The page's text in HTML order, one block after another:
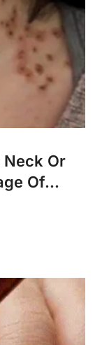
Neck Or
Of...